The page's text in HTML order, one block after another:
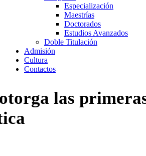
Especialización
Maestrías
Doctorados
Estudios Avanzados
Doble Titulación
Admisión
Cultura
Contactos
las